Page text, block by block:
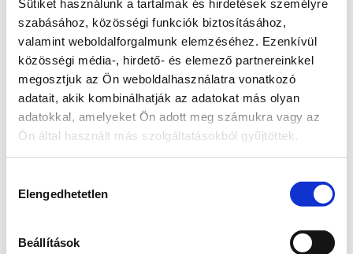
Sütiket használunk a tartalmak és hirdetések személyre
szabásához, közösségi funkciók biztosításához,
valamint weboldalforgalmunk elemzéséhez. Ezenkívül
közösségi média-, hirdető- és elemező partnereinkkel
megosztjuk az Ön weboldalhasználatra vonatkozó
adatait, akik kombinálhatják az adatokat más olyan
adatokkal, amelyeket Ön adott meg számukra vagy az
Ön által használt más szolgáltatásokból gyűjtöttek.
kiválasztása
Elengedhetetlen
Beállítások
Radnai Márk szerint a választókerület sikerének egyik
kulcsa az együttműködés. Ennek érdekében képviselőként
nyitott és konstruktív párbeszédre törekszik a térség
polgármestereivel, civil szervezeteivel, intézményeivel és
valamennyi helyi közösséggel.
Hangsúlyozta, hogy kiemelten fontosnak tartja a
társadalmi megbékélés erősítését és azokat a közös
célokat, amelyek politikai nézetektől függetlenül
összekötik a térségben élő embereket.
A képviselő megköszönte a választók bizalmát, és
megerősítette: munkájának elsődleges célja továbbra is az
választókerület érdekeit következetesen és eredményesen